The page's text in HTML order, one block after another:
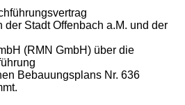
Stadt Offenbach a.M. und der
(RMN GmbH) über die
Bebauungsplans Nr. 636